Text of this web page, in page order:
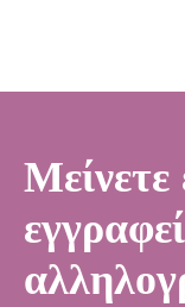
Μείνετε